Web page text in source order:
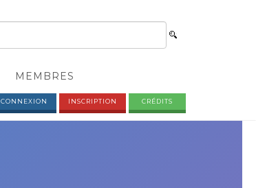
MEMBRES
CONNEXION INSCRIPTION CRÉDITS